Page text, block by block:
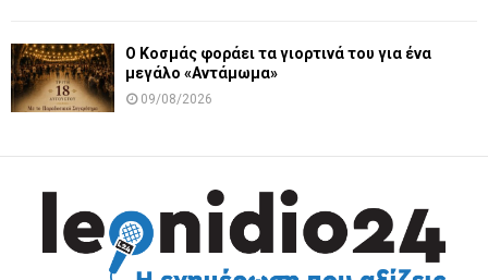
Ο Κοσμάς φοράει τα γιορτινά του για ένα
μεγάλο «Αντάμωμα»
09/08/2026